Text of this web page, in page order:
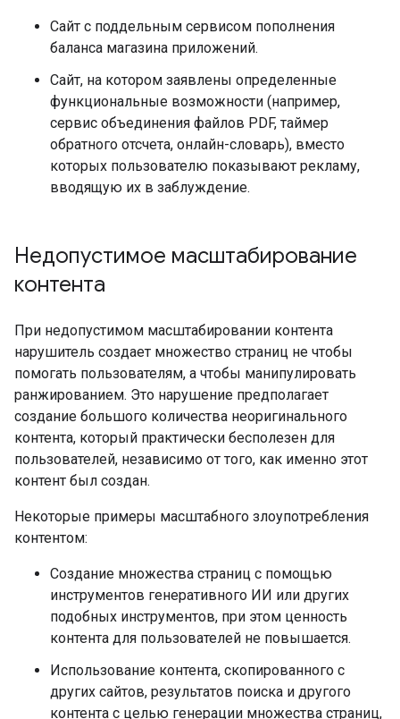
Сайт с поддельным сервисом пополнения
баланса магазина приложений.
Сайт, на котором заявлены определенные
функциональные возможности (например,
сервис объединения файлов PDF, таймер
обратного отсчета, онлайн-словарь), вместо
которых пользователю показывают рекламу,
вводящую их в заблуждение.
Недопустимое масштабирование
контента
При недопустимом масштабировании контента
нарушитель создает множество страниц не чтобы
помогать пользователям, а чтобы манипулировать
ранжированием. Это нарушение предполагает
создание большого количества неоригинального
контента, который практически бесполезен для
пользователей, независимо от того, как именно этот
контент был создан.
Некоторые примеры масштабного злоупотребления
контентом:
Создание множества страниц с помощью
инструментов генеративного ИИ или других
подобных инструментов, при этом ценность
контента для пользователей не повышается.
Использование контента, скопированного с
других сайтов, результатов поиска и другого
контента с целью генерации множества страниц,